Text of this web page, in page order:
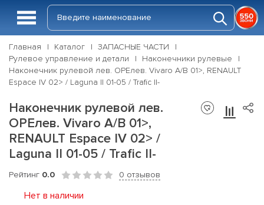
Главная Каталог
ЗАПАСНЫЕ ЧАСТИ
Рулевое управление и детали
Наконечники рулевые
Наконечник рулевой лев. OPEлев. Vivaro A/B 01>, RENAULT
Espace IV 02> / Laguna II 01-05 / Trafic II-
Наконечник рулевой лев.
OPEлев. Vivaro A/B 01>,
RENAULT Espace IV 02> /
Laguna II 01-05 / Trafic II-
Рейтинг 0.0 0 отзывов
Нет в наличии